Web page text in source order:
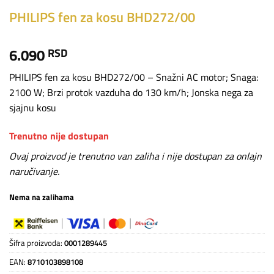
PHILIPS fen za kosu BHD272/00
6.090 RSD
PHILIPS fen za kosu BHD272/00 – Snažni AC motor; Snaga:
2100 W; Brzi protok vazduha do 130 km/h; Jonska nega za
sjajnu kosu
Trenutno nije dostupan
Ovaj proizvod je trenutno van zaliha i nije dostupan za onlajn
naručivanje.
Nema na zalihama
Šifra proizvoda: 0001289445
EAN: 8710103898108